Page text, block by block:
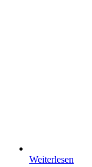
Weiterlesen